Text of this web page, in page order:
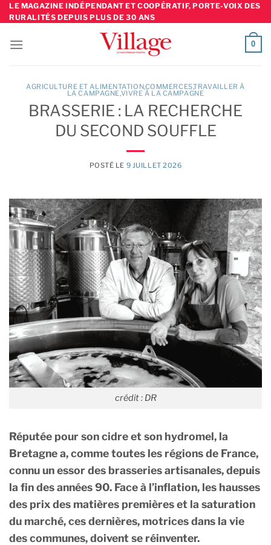
Skip
to
LE MAGAZINE INDÉPENDANT ET COOPÉRATIF, PORTE-VOIX DES
RURALITÉS DEPUIS PLUS DE 30 ANS
0
AGRICULTURE ET ALIMENTATION,COMMERCESTRAVAILLER À
LA CAMPAGNE,VIVRE À LA CAMPAGNE
BRASSERIE : LA RECHERCHE
DU SECOND SOUFFLE
POSTÉ LE 9 JUILLET 2026
crédit : DR
Réputée pour son cidre et son hydromel, la
Bretagne a, comme toutes les régions de France,
connu un essor des brasseries artisanales, depuis
la fin des années 90. Face à l’inflation, les hausses
des prix des matières premières et la saturation
du marché, ces dernières, motrices dans la vie
des communes, doivent se réinventer.